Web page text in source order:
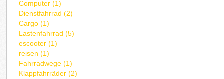
Computer (1)
Dienstfahrrad (2)
Cargo (1)
Lastenfahrrad (5)
escooter (1)
reisen (1)
Fahrradwege (1)
Klappfahrräder (2)